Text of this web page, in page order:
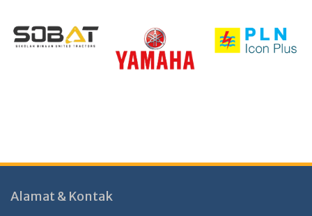
Alamat & Kontak